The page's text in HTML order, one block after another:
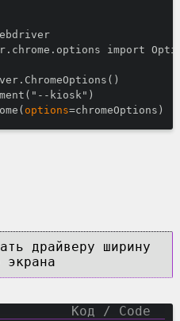
import
kiosk")
options=chromeOptions)
драйверу ширину
экрана